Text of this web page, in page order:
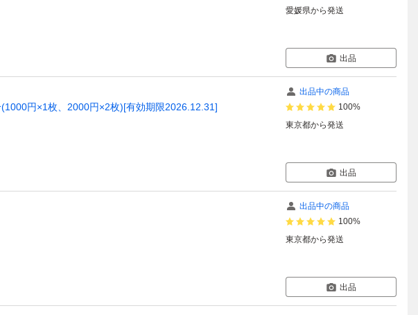
愛媛県から発送
出品
円×1枚、2000円×2枚)[有効期限2026.12.31]
出品中の商品
100%
東京都から発送
出品
出品中の商品
100%
東京都から発送
出品